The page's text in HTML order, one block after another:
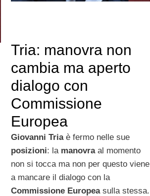
Tria: manovra non
cambia ma aperto
dialogo con
Commissione
Europea
Giovanni Triaè fermo nelle sue
posizioni: la manovraal momento
non si tocca ma non per questo viene
a mancare il dialogo con la
Commissione Europeasulla stessa.